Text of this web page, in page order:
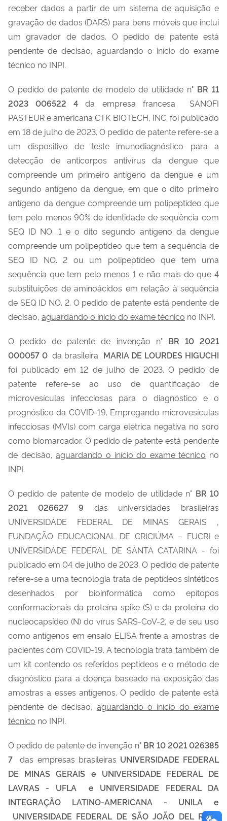
receber dados a partir de um sistema de aquisição e
gravação de dados (DARS) para bens móveis que inclui
um gravador de dados. O pedido de patente está
pendente de decisão, aguardando o início do exame
técnico no INPI.
O pedido de patente de modelo de utilidade n° BR 11
2023 006522 4 da empresa francesa SANOFI
PASTEUR e americana CTK BIOTECH, INC. foi publicado
em 18 de julho de 2023. O pedido de patente refere-se a
um dispositivo de teste imunodiagnóstico para a
detecção de anticorpos antivírus da dengue que
compreende um primeiro antígeno da dengue e um
segundo antígeno da dengue, em que o dito primeiro
antígeno da dengue compreende um polipeptídeo que
tem pelo menos 90% de identidade de sequência com
SEQ ID NO. 1 e o dito segundo antígeno da dengue
compreende um polipeptídeo que tem a sequência de
SEQ ID NO. 2 ou um polipeptídeo que tem uma
sequência que tem pelo menos 1 e não mais do que 4
substituições de aminoácidos em relação à sequência
de SEQ ID NO. 2. O pedido de patente está pendente de
decisão, aguardando o início do exame técnico no INPI.
O pedido de patente de invenção n° BR 10 2021
000057 0da brasileira MARIA DE LOURDES HIGUCHI
foi publicado em 12 de julho de 2023. O pedido de
patente refere-se ao uso de quantificação de
microvesículas infecciosas para o diagnóstico e o
prognóstico da COVID-19. Empregando microvesículas
infecciosas (MVIs) com carga elétrica negativa no soro
como biomarcador. O pedido de patente está pendente
de decisão,aguardando o início do exame técnico no
INPI.
O pedido de patente de modelo de utilidade n° BR 10
2021 026627 9 das universidades brasileiras
UNIVERSIDADE FEDERAL DE MINAS GERAIS ,
FUNDAÇÃO EDUCACIONAL DE CRICIÚMA – FUCRI e
UNIVERSIDADE FEDERAL DE SANTA CATARINA - foi
publicado em 04 de julho de 2023. O pedido de patente
refere-se a uma tecnologia trata de peptídeos sintéticos
desenhados por bioinformática como epítopos
conformacionais da proteína spike (S) e da proteína do
nucleocapsídeo (N) do vírus SARS-CoV-2, e de seu uso
como antígenos em ensaio ELISA frente a amostras de
pacientes com COVID-19. A tecnologia trata também de
um kit contendo os referidos peptídeos e o método de
diagnóstico para a doença baseado na exposição das
amostras a esses antígenos. O pedido de patente está
pendente de decisão, aguardando o início do exame
técnico no INPI.
O pedido de patente de invenção n° BR 10 2021 026385
7das empresas brasileiras UNIVERSIDADE FEDERAL
DE MINAS GERAIS e UNIVERSIDADE FEDERAL DE
LAVRAS - UFLA e UNIVERSIDADE FEDERAL DA
INTEGRAÇÃO LATINO-AMERICANA - UNILA e
UNIVERSIDADE FEDERAL DE SÃO JOÃO DEL REI -